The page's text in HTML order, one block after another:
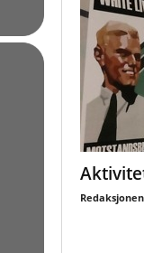
Redaksjonen